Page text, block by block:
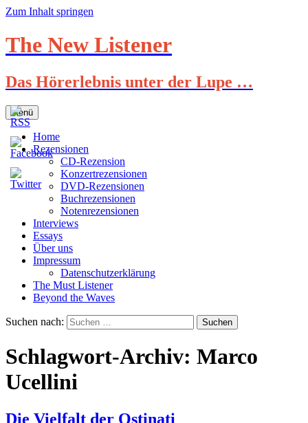
Zum Inhalt springen
The New Listener
Das Hörerlebnis unter der Lupe …
Menü
Home
Rezensionen
CD-Rezension
Konzertrezensionen
DVD-Rezensionen
Buchrezensionen
Notenrezensionen
Interviews
Essays
Über uns
Impressum
Datenschutzerklärung
The Must Listener
Beyond the Waves
Suchen nach:
Schlagwort-Archiv: Marco
Ucellini
Die Vielfalt der Ostinati